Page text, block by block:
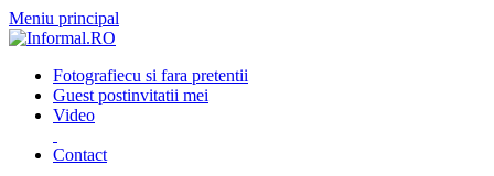
Meniu principal
Fotografiecu si fara pretentii
Guest postinvitatii mei
Video
Contact